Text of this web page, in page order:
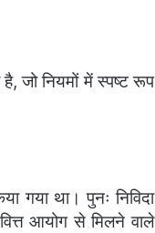
है, जो नियमों में स्पष्ट रूप
गया था। पुनः निविदा
आयोग से मिलने वाले